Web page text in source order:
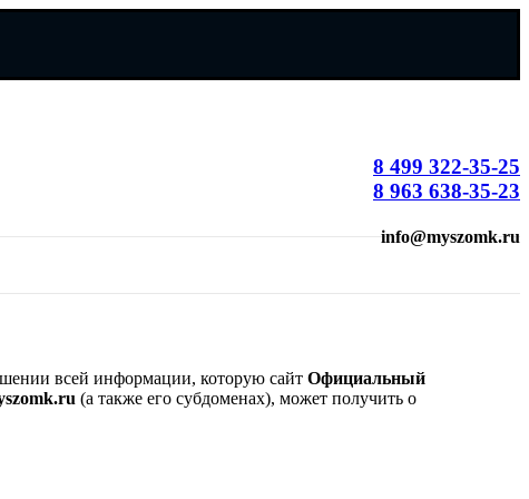
8 499 322-35-25
8 963 638-35-23
info@myszomk.ru
всей информации, которую сайт Официальный
(а также его субдоменах), может получить о